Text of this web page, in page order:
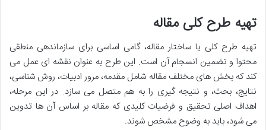
تهیه طرح کلی مقاله
تهیه طرح کلی یا ساختار مقاله، گامی اساسی برای سازماندهی منطقی
محتوا و تضمین انسجام آن است. این طرح به عنوان نقشه ای عمل می
کند که بخش های مختلف مقاله شامل مقدمه، مرور ادبیات، روش شناسی،
نتایج، بحث، و نتیجه گیری را به هم متصل می سازد. در این مرحله،
اهداف اصلی تحقیق و فرضیات کلیدی که مقاله بر اساس آن ها تدوین
می شود، باید به وضوح مشخص شوند.